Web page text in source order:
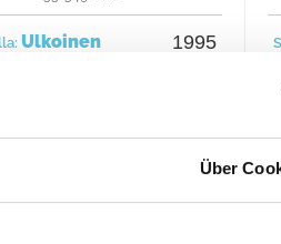
Über
Ulkoinen 1995